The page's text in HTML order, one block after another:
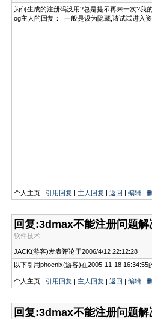
为何生成的注册码没用?总是提示再来一次?我
og主人的回复： 一般是设为隐藏,请试试进入
个人主页 | 引用回复 | 主人回复 | 返回 | 编辑 |
回复:3dmax不能注册问题解
软件技术
JACK(游客)发表评论于2006/4/12 22:12:28
以下引用phoenix(游客)在2005-11-18
个人主页 | 引用回复 | 主人回复 | 返回 | 编辑 |
回复:3dmax不能注册问题解